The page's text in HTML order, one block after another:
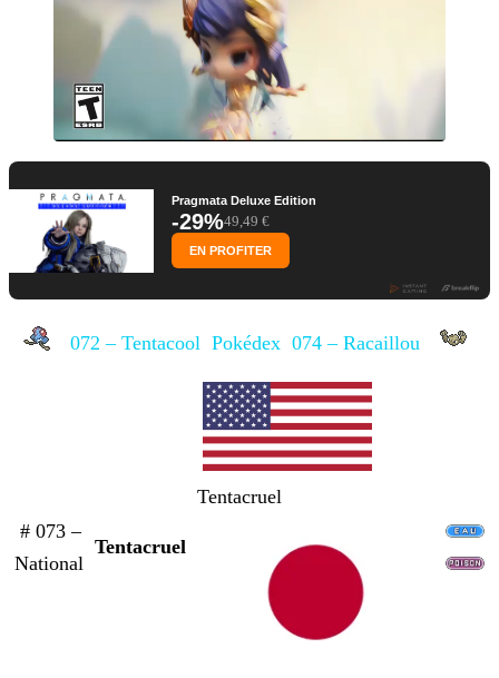
Pragmata Deluxe Edition
-29%49,49 €
EN PROFITER
072 – Tentacool Pokédex 074 – Racaillou
# 073 –
National
Tentacruel
Tentacruel